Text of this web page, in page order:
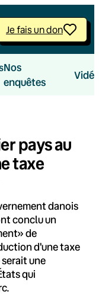
Je fais un don
Nos
enquêtes
pays au
taxe
danois
conclu un
de
d'une taxe
une
qui